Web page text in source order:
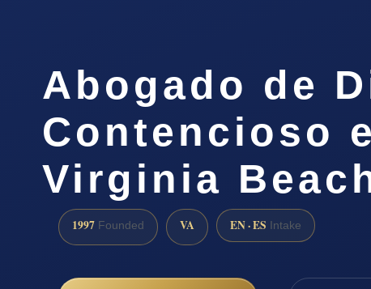
Abogado de
Contencioso
Virginia
1997 Founded VA EN · ES Intake